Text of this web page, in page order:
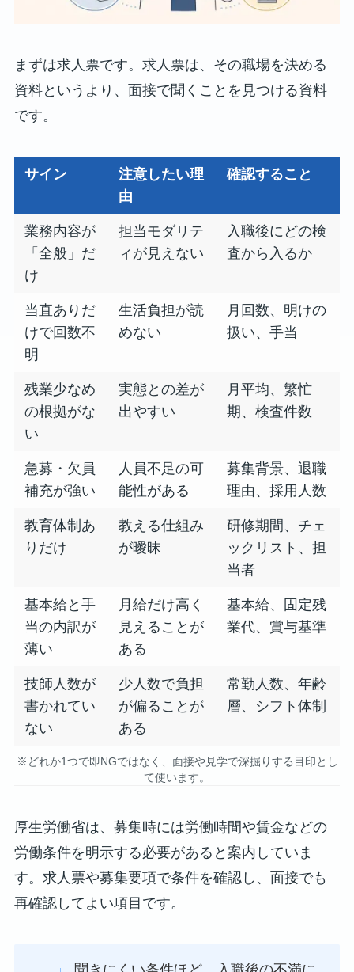
まずは求人票です。求人票は、その職場を決める
資料というより、面接で聞くことを見つける資料
です。
サイン
注意したい理
由
確認すること
業務内容が
「全般」だ
け
担当モダリテ
ィが見えない
入職後にどの検
査から入るか
当直ありだ
けで回数不
明
生活負担が読
めない
月回数、明けの
扱い、手当
残業少なめ
の根拠がな
い
実態との差が
出やすい
月平均、繁忙
期、検査件数
急募・欠員
補充が強い
人員不足の可
能性がある
募集背景、退職
理由、採用人数
教育体制あ
りだけ
教える仕組み
が曖昧
研修期間、チェ
ックリスト、担
当者
基本給と手
当の内訳が
薄い
月給だけ高く
見えることが
ある
基本給、固定残
業代、賞与基準
技師人数が
書かれてい
ない
少人数で負担
が偏ることが
ある
常勤人数、年齢
層、シフト体制
※どれか1つで即NGではなく、面接や見学で深掘りする目印とし
て使います。
厚生労働省は、募集時には労働時間や賃金などの
労働条件を明示する必要があると案内していま
す。求人票や募集要項で条件を確認し、面接でも
再確認してよい項目です。